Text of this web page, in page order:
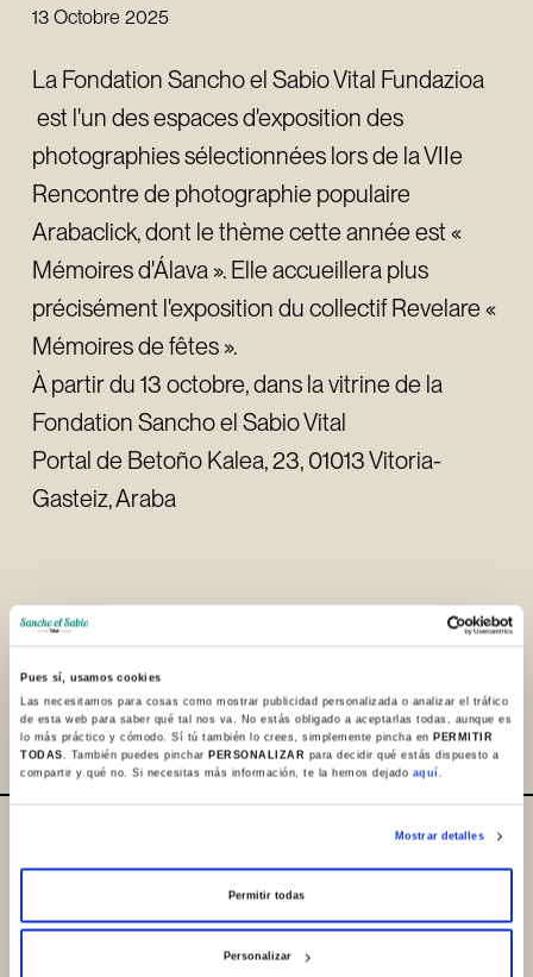
Pues sí, usamos cookies
Las necesitamos para cosas como mostrar publicidad personalizada o analizar el tráfico
de esta web para saber qué tal nos va. No estás obligado a aceptarlas todas, aunque es
lo más práctico y cómodo. Sí tú también lo crees, simplemente pincha enPERMITIR
TODAS . También puedes pincharPERSONALIZAR para decidir qué estás dispuesto a
compartir y qué no. Si necesitas más información, te la hemos dejado aquí.
Mostrar detalles
Permitir todas
Personalizar
13 Octobre 2025
La Fondation Sancho el Sabio Vital Fundazioa
est l'un des espaces d'exposition des
photographies sélectionnées lors de la VIIe
Rencontre de photographie populaire
Arabaclick, dont le thème cette année est «
Mémoires d'Álava ». Elle accueillera plus
précisément l'exposition du collectif Revelare «
Mémoires de fêtes ».
À partir du 13 octobre, dans la vitrine de la
Fondation Sancho el Sabio Vital
Portal de Betoño Kalea, 23, 01013 Vitoria-
Gasteiz, Araba
Partager
+34 945 250983